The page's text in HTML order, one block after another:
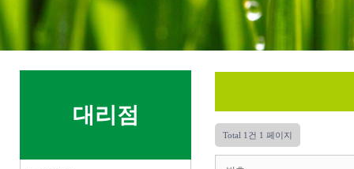
대리점
Total 1건 1 페이지